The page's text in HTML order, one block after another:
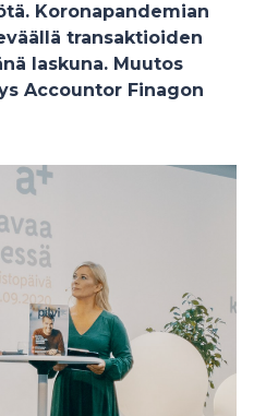
Koronapandemian
transaktioiden
laskuna. Muutos
Accountor Finagon